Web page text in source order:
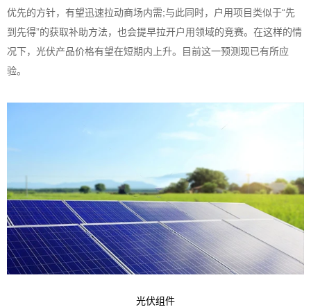
优先的方针，有望迅速拉动商场内需;与此同时，户用项目类似于“先
到先得”的获取补助方法，也会提早拉开户用领域的竞赛。在这样的情
况下，光伏产品价格有望在短期内上升。目前这一预测现已有所应
验。
光伏组件